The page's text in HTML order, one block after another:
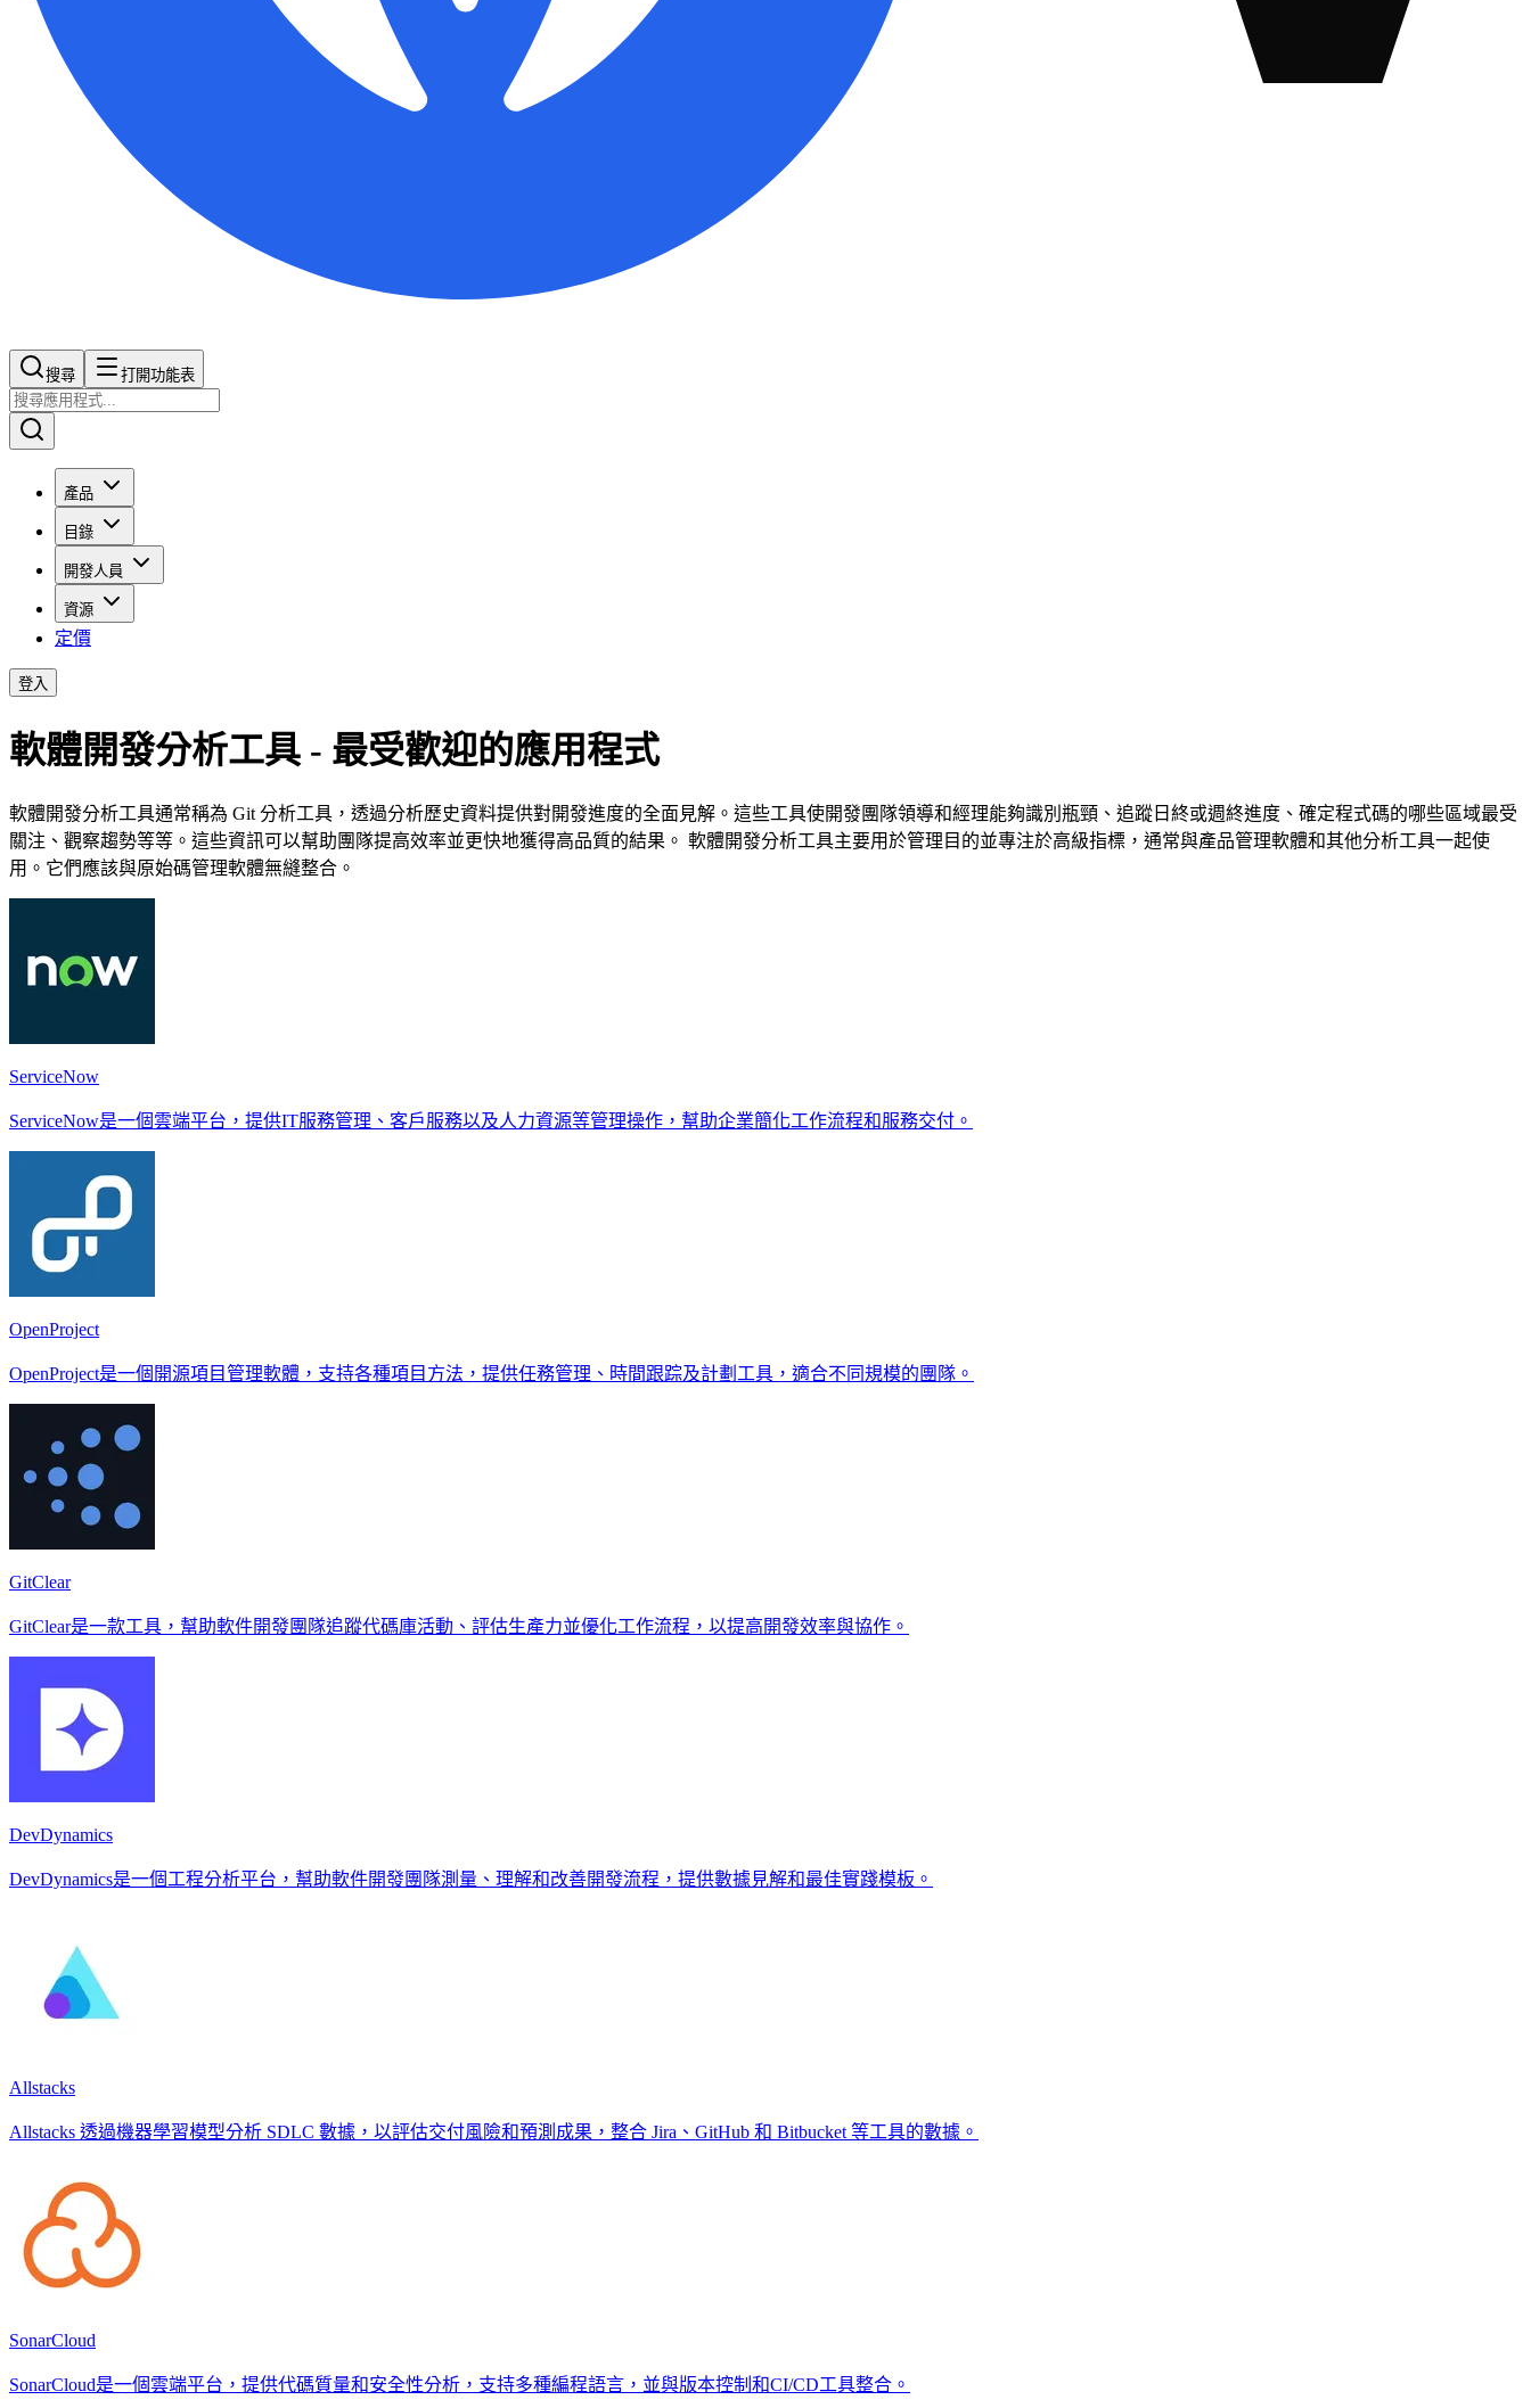
搜尋​​​​ 打開功能表
產品
目錄
開發人員
資源
定價
登入
軟體開發分析工具 - 最受歡迎的應用程式
軟體開發分析工具通常稱為 Git 分析工具，透過分析歷史資料提供對開發進度的全面見解。這些工具使開發團隊領導和經理能夠識別瓶頸、追蹤日終或週終進度、確定程式碼的哪些區域最受
關注、觀察趨勢等等。這些資訊可以幫助團隊提高效率並更快地獲得高品質的結果。 軟體開發分析工具主要用於管理目的並專注於高級指標，通常與產品管理軟體和其他分析工具一起使
用。它們應該與原始碼管理軟體無縫整合。
ServiceNow
ServiceNow是一個雲端平台，提供IT服務管理、客戶服務以及人力資源等管理操作，幫助企業簡化工作流程和服務交付。
OpenProject
OpenProject是一個開源項目管理軟體，支持各種項目方法，提供任務管理、時間跟踪及計劃工具，適合不同規模的團隊。
GitClear
GitClear是一款工具，幫助軟件開發團隊追蹤代碼庫活動、評估生產力並優化工作流程，以提高開發效率與協作。
DevDynamics
DevDynamics是一個工程分析平台，幫助軟件開發團隊測量、理解和改善開發流程，提供數據見解和最佳實踐模板。
Allstacks
Allstacks 透過機器學習模型分析 SDLC 數據，以評估交付風險和預測成果，整合 Jira、GitHub 和 Bitbucket 等工具的數據。
SonarCloud
SonarCloud是一個雲端平台，提供代碼質量和安全性分析，支持多種編程語言，並與版本控制和CI/CD工具整合。